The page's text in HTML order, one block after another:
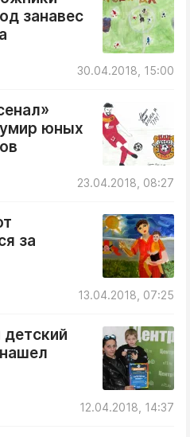
занавес
30.04.2018, 15:00
юных
23.04.2018, 08:27
за
13.04.2018, 07:25
12.04.2018, 14:37